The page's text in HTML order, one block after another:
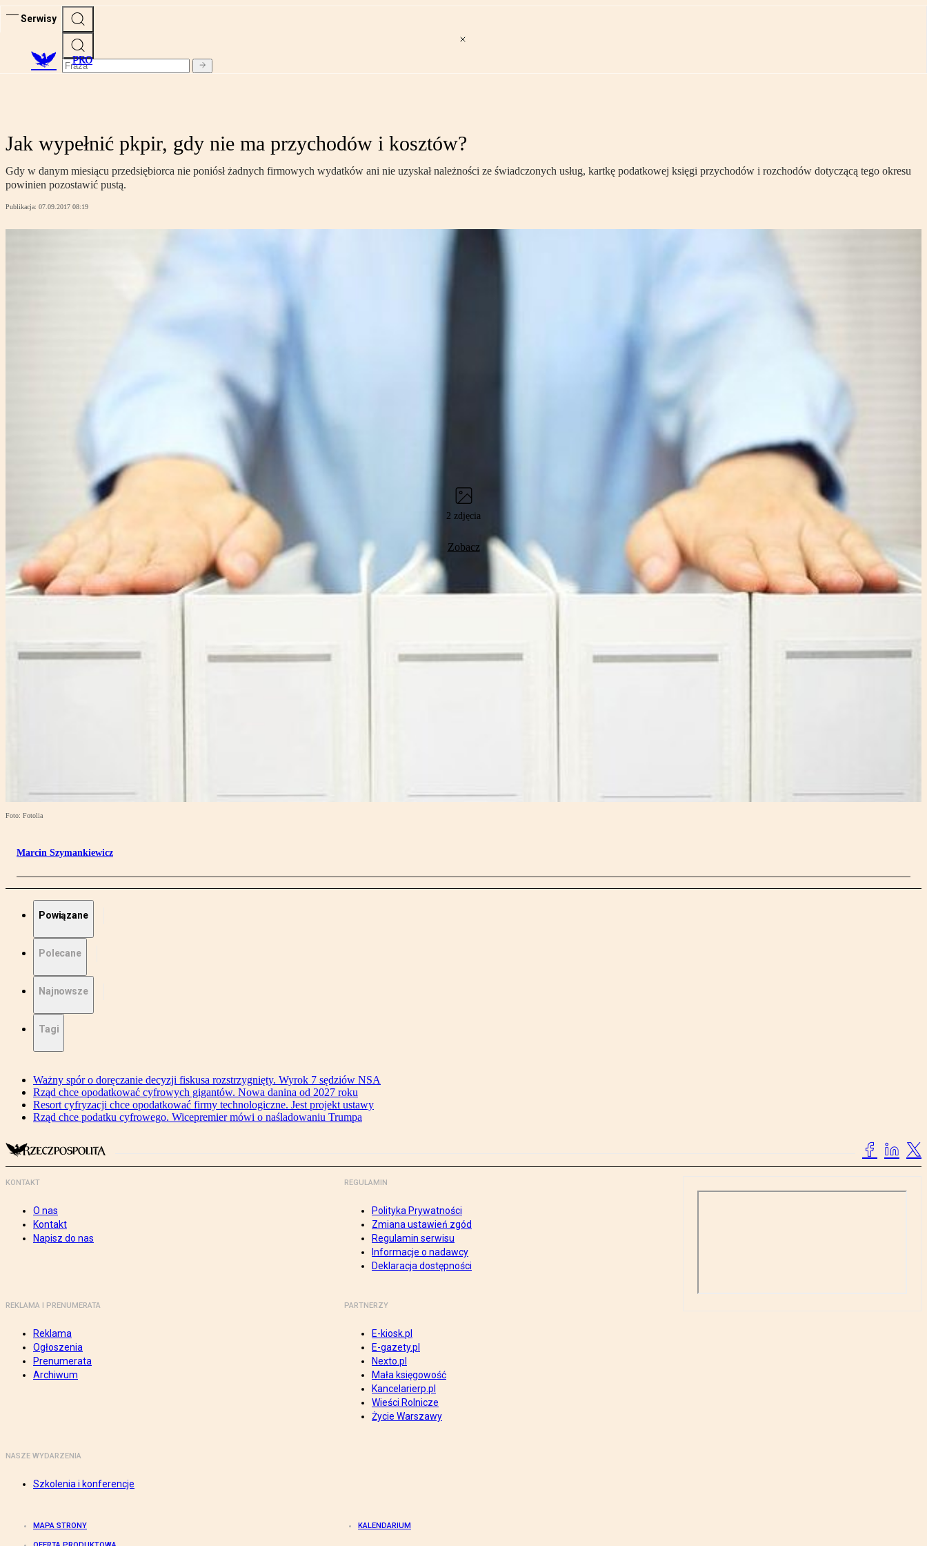
Serwisy
PRO
Jak wypełnić pkpir, gdy nie ma przychodów i kosztów?
Gdy w danym miesiącu przedsiębiorca nie poniósł żadnych firmowych wydatków ani nie uzyskał należności ze świadczonych usług, kartkę podatkowej księgi przychodów i rozchodów dotyczącą tego okresu
powinien pozostawić pustą.
Publikacja: 07.09.2017 08:19
2 zdjęcia
Zobacz
Foto: Fotolia
Marcin Szymankiewicz
Powiązane
Polecane
Najnowsze
Tagi
Ważny spór o doręczanie decyzji fiskusa rozstrzygnięty. Wyrok 7 sędziów NSA
Rząd chce opodatkować cyfrowych gigantów. Nowa danina od 2027 roku
Resort cyfryzacji chce opodatkować firmy technologiczne. Jest projekt ustawy
Rząd chce podatku cyfrowego. Wicepremier mówi o naśladowaniu Trumpa
KONTAKT
O nas
Kontakt
Napisz do nas
REGULAMIN
Polityka Prywatności
Zmiana ustawień zgód
Regulamin serwisu
Informacje o nadawcy
Deklaracja dostępności
REKLAMA I PRENUMERATA
Reklama
Ogłoszenia
Prenumerata
Archiwum
PARTNERZY
E-kiosk.pl
E-gazety.pl
Nexto.pl
Mała księgowość
Kancelarierp.pl
Wieści Rolnicze
Życie Warszawy
NASZE WYDARZENIA
Szkolenia i konferencje
MAPA STRONY KALENDARIUM